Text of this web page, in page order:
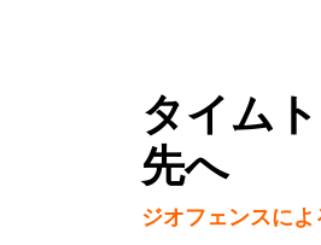
タイム
先へ
ジオフェンスに